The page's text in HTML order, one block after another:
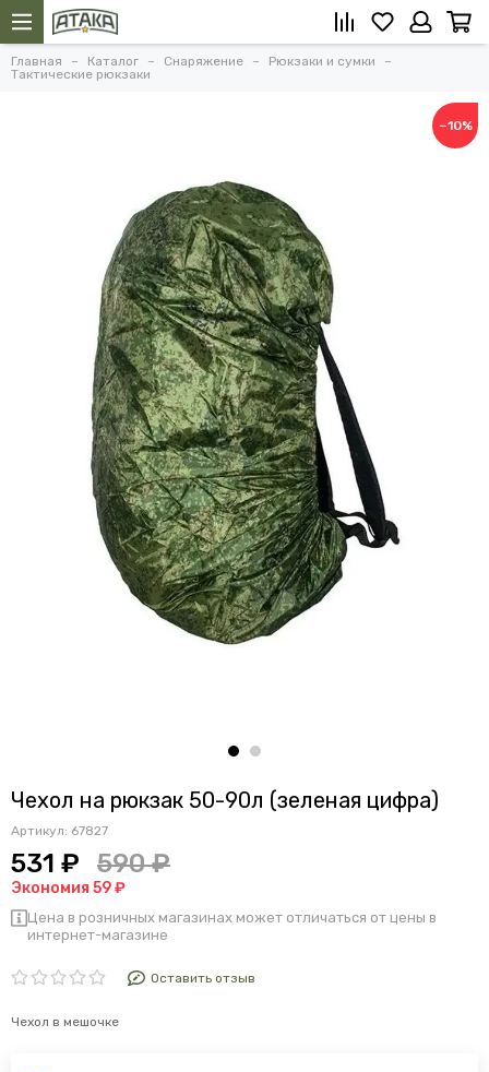
Главная Каталог Снаряжение
Рюкзаки и сумки
Тактические рюкзаки
−10%
Чехол на рюкзак 50-90л (зеленая цифра)
Артикул: 67827
531 ₽ 590 ₽
Экономия 59 ₽
Цена в розничных магазинах может отличаться от цены в
интернет-магазине
Оставить отзыв
Чехол в мешочке